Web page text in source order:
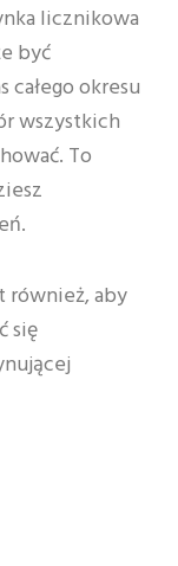
licznikowa
być
całego okresu
wszystkich
To
również, aby
się